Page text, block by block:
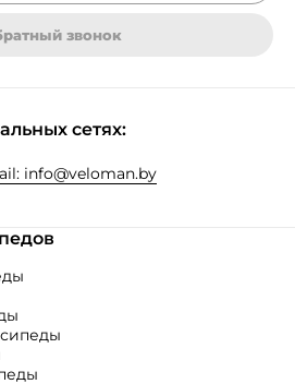
звонок
сетях:
info@veloman.by